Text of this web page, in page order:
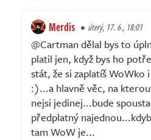
Merdis úterý, 17. 6., 18:01
@Cartman dělal bys to
platil jen, když bys ho
stát, že si zaplatíš WoWko
:)...a hlavně věc, na
nejsi jedinej...bude
předplatný
tam WoW je...